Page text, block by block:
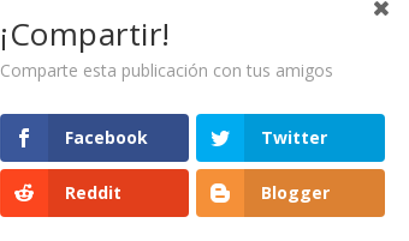
Nacional
Redes
Video
Servicios Contacto
¡Compartir!
Comparte esta publicación con tus amigos
Facebook Twitter
Reddit Blogger